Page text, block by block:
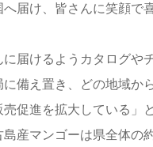
届け、皆さんに笑顔で
届けるようカタログや
備え置き、どの地域か
促進を拡大している」
産マンゴーは県全体の